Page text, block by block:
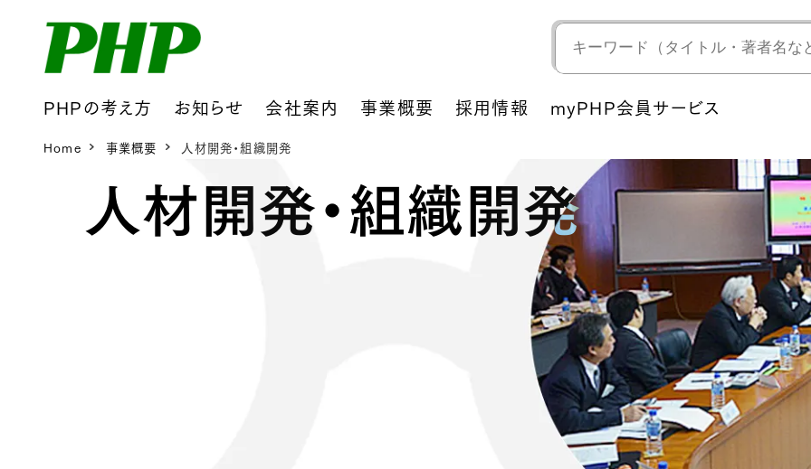
PHPの考え方 お知らせ 会社案内 事業概要 採用情報 myPHP会員サービス
Home 事業概要 人材開発・組織開発
人材開発・組織開発